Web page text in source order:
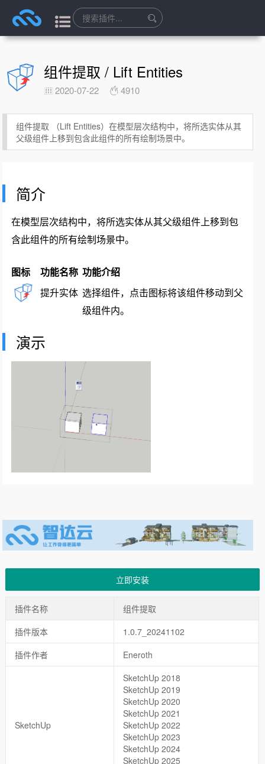
组件提取 / Lift Entities
2020-07-22 4910
组件提取 （Lift Entities）在模型层次结构中，将所选实体从其
父级组件上移到包含此组件的所有绘制场景中。
简介
在模型层次结构中，将所选实体从其父级组件上移到包
含此组件的所有绘制场景中。
图标 功能名称 功能介绍
提升实体 选择组件，点击图标将该组件移动到父
级组件内。
演示
立即安装
插件名称
组件提取
插件版本
1.0.7_20241102
插件作者
Eneroth
SketchUp
SketchUp 2018
SketchUp 2019
SketchUp 2020
SketchUp 2021
SketchUp 2022
SketchUp 2023
SketchUp 2024
SketchUp 2025